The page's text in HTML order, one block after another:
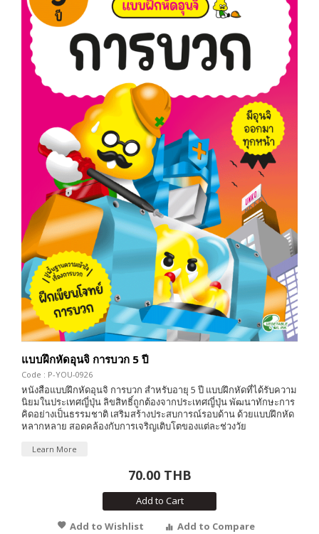
แบบฝึกหัดอุนจิ การบวก 5 ปี
Code : P-YOU-0926
หนังสือแบบฝึกหัดอุนจิ การบวก สำหรับอายุ 5 ปี แบบฝึกหัดที่ได้รับความ
นิยมในประเทศญี่ปุ่น ลิขสิทธิ์ถูกต้องจากประเทศญี่ปุ่น พัฒนาทักษะการ
คิดอย่างเป็นธรรมชาติ เสริมสร้างประสบการณ์รอบด้าน ด้วยแบบฝึกหัด
หลากหลาย สอดคล้องกับการเจริญเติบโตของแต่ละช่วงวัย
Learn More
70.00 THB
Add to Cart
Add to Wishlist
Add to Compare